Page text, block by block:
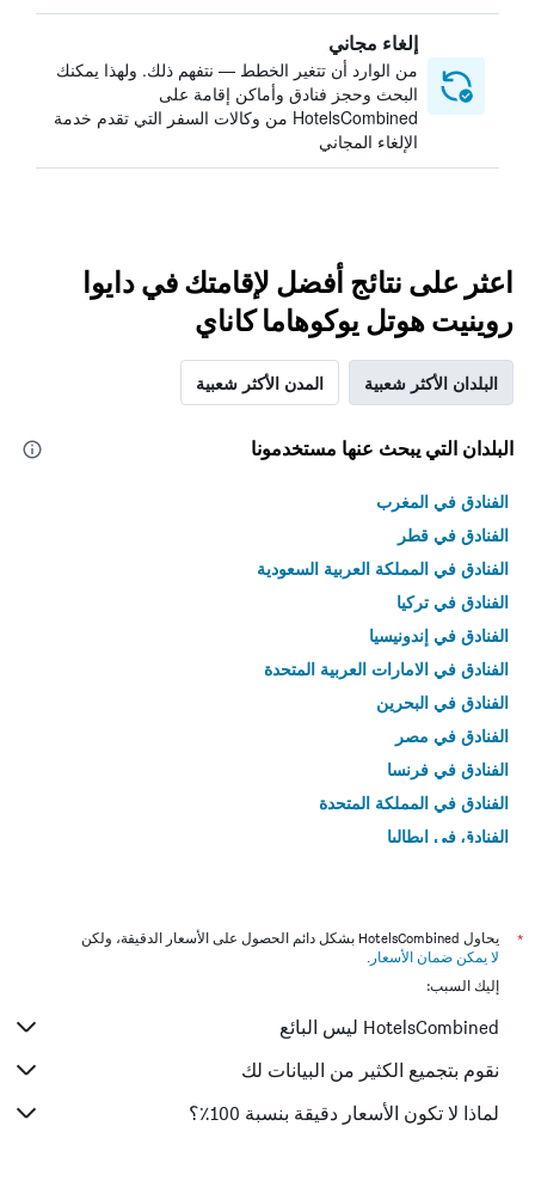
إلغاء مجاني
من الوارد أن تتغير الخطط — نتفهم ذلك. ولهذا يمكنك
البحث وحجز فنادق وأماكن إقامة على
HotelsCombined من وكالات السفر التي تقدم خدمة
الإلغاء المجاني
اعثر على نتائج أفضل لإقامتك في دايوا
روينيت هوتل يوكوهاما كاناي
البلدان الأكثر شعبية المدن الأكثر شعبية
البلدان التي يبحث عنها مستخدمونا
الفنادق في المغرب
الفنادق في قطر
الفنادق في المملكة العربية السعودية
الفنادق في تركيا
الفنادق في إندونيسيا
الفنادق في الامارات العربية المتحدة
الفنادق في البحرين
الفنادق في مصر
الفنادق في فرنسا
الفنادق في المملكة المتحدة
الفنادق في إيطاليا
*
يحاول HotelsCombined بشكل دائم الحصول على الأسعار الدقيقة، ولكن
لا يمكن ضمان الأسعار .
إليك السبب:
HotelsCombined ليس البائع
نقوم بتجميع الكثير من البيانات لك
لماذا لا تكون الأسعار دقيقة بنسبة 100٪؟